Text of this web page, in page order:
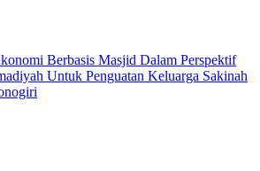
Berbasis Masjid Dalam Perspektif
Untuk Penguatan Keluarga Sakinah